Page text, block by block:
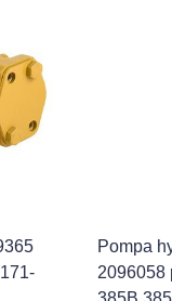
Pompa
2096058